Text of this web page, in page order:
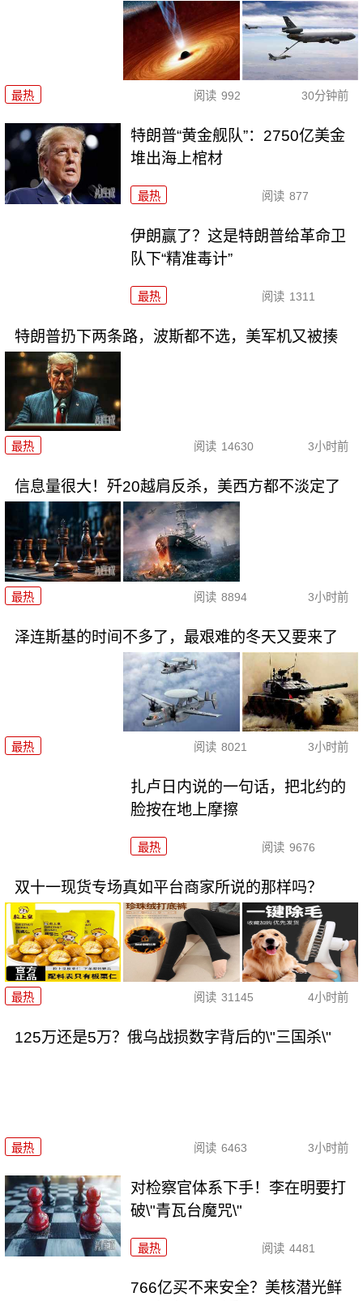
最热 阅读 992 30分钟前
特朗普“黄金舰队”：2750亿美金
堆出海上棺材
最热 阅读 877
伊朗赢了？这是特朗普给革命卫
队下“精准毒计”
最热 阅读 1311
特朗普扔下两条路，波斯都不选，美军机又被揍
最热 阅读 14630 3小时前
信息量很大！歼20越肩反杀，美西方都不淡定了
最热 阅读 8894 3小时前
泽连斯基的时间不多了，最艰难的冬天又要来了
最热 阅读 8021 3小时前
扎卢日内说的一句话，把北约的
脸按在地上摩擦
最热 阅读 9676
双十一现货专场真如平台商家所说的那样吗？
最热 阅读 31145 4小时前
125万还是5万？俄乌战损数字背后的\"三国杀\"
最热 阅读 6463 3小时前
对检察官体系下手！李在明要打
破\"青瓦台魔咒\"
最热 阅读 4481
766亿买不来安全？美核潜光鲜